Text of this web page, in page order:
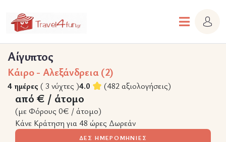
Αίγυπτος
Κάιρο - Αλεξάνδρεια (2)
4 ημέρες ( 3 νύχτες )4.0 (482 αξιολογήσεις)
από € / άτομο
(με Φόρους 0€ / άτομο)
Κάνε Κράτηση για 48 ώρες Δωρεάν
ΔΕΣ ΗΜΕΡΟΜΗΝΙΕΣ